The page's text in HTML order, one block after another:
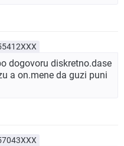
dogovoru diskretno.dase
a on.mene da guzi puni